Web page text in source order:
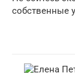
собственные